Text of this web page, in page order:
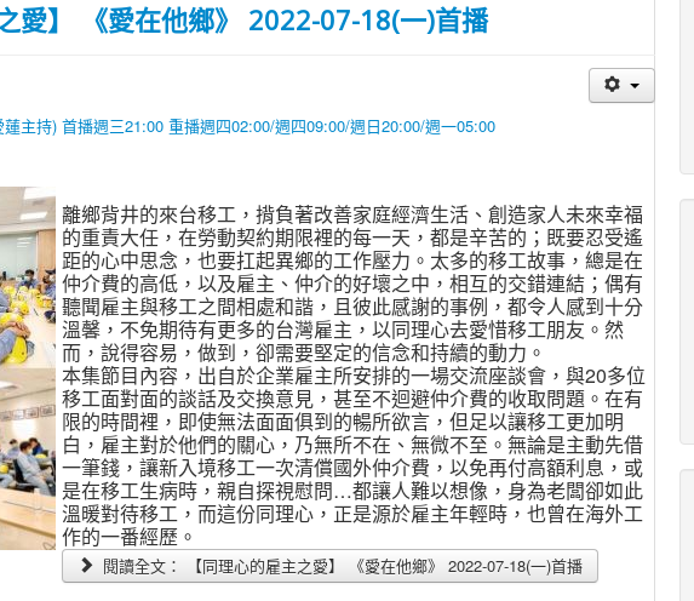
愛】 《愛在他鄉》 2022-07-18(一)首播
主持) 首播週三21:00 重播週四02:00/週四09:00/週日20:00/週一05:00
離鄉背井的來台移工，揹負著改善家庭經濟生活、創造家人未來幸福
的重責大任，在勞動契約期限裡的每一天，都是辛苦的；既要忍受遙
距的心中思念，也要扛起異鄉的工作壓力。太多的移工故事，總是在
仲介費的高低，以及雇主、仲介的好壞之中，相互的交錯連結；偶有
聽聞雇主與移工之間相處和諧，且彼此感謝的事例，都令人感到十分
溫馨，不免期待有更多的台灣雇主，以同理心去愛惜移工朋友。然
而，說得容易，做到，卻需要堅定的信念和持續的動力。
本集節目內容，出自於企業雇主所安排的一場交流座談會，與20多位
移工面對面的談話及交換意見，甚至不迴避仲介費的收取問題。在有
限的時間裡，即使無法面面俱到的暢所欲言，但足以讓移工更加明
白，雇主對於他們的關心，乃無所不在、無微不至。無論是主動先借
一筆錢，讓新入境移工一次清償國外仲介費，以免再付高額利息，或
是在移工生病時，親自探視慰問…都讓人難以想像，身為老闆卻如此
溫暖對待移工，而這份同理心，正是源於雇主年輕時，也曾在海外工
作的一番經歷。
閱讀全文： 【同理心的雇主之愛】 《愛在他鄉》 2022-07-18(一)首播